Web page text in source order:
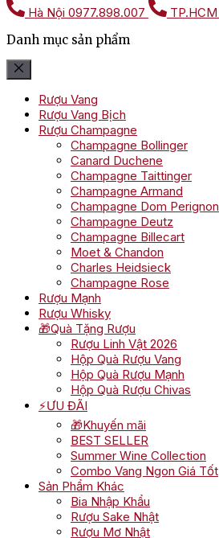
Hà Nội 0977.898.007 TP.HCM
Danh mục sản phẩm
Rượu Vang
Rượu Vang Bịch
Rượu Champagne
Champagne Bollinger
Canard Duchene
Champagne Taittinger
Champagne Armand
Champagne Dom Perignon
Champagne Deutz
Champagne Billecart
Moet & Chandon
Charles Heidsieck
Champagne Rose
Rượu Mạnh
Rượu Whisky
🎁Quà Tặng Rượu
Rượu Linh Vật 2026
Hộp Quà Rượu Vang
Hộp Quà Rượu Mạnh
Hộp Quà Rượu Chivas
⚡ƯU ĐÃI
🎁Khuyến mãi
BEST SELLER
Summer Wine Collection
Combo Vang Ngon Giá Tốt
Sản Phẩm Khác
Bia Nhập Khẩu
Rượu Sake Nhật
Rượu Mơ Nhật